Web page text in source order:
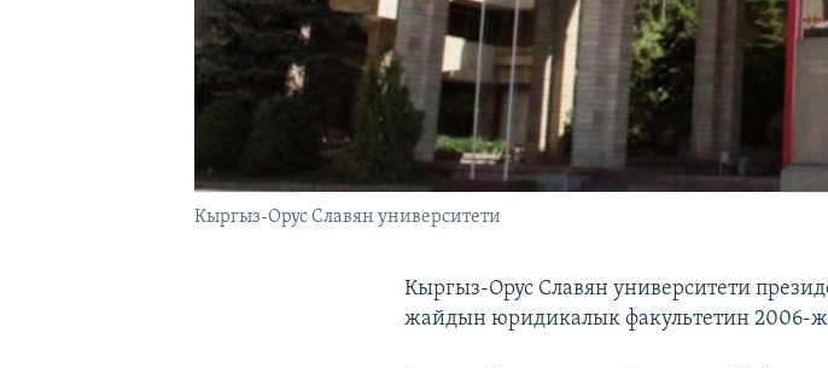
Кыргыз-Орус Славян университети
Кыргыз-Орус Славян университети
жайдын юридикалык факультетин 2006-